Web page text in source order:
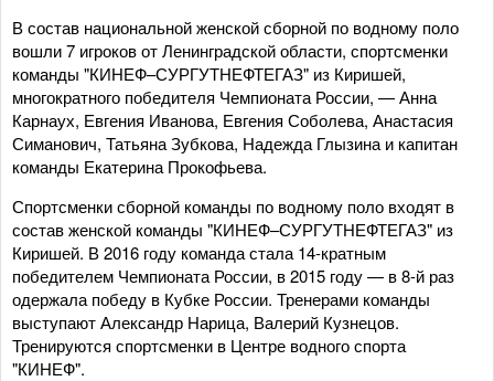
В состав национальной женской сборной по водному поло
вошли 7 игроков от Ленинградской области, спортсменки
команды "КИНЕФ–СУРГУТНЕФТЕГАЗ" из Киришей,
многократного победителя Чемпионата России, — Анна
Карнаух, Евгения Иванова, Евгения Соболева, Анастасия
Симанович, Татьяна Зубкова, Надежда Глызина и капитан
команды Екатерина Прокофьева.
Спортсменки сборной команды по водному поло входят в
состав женской команды "КИНЕФ–СУРГУТНЕФТЕГАЗ" из
Киришей. В 2016 году команда стала 14-кратным
победителем Чемпионата России, в 2015 году — в 8-й раз
одержала победу в Кубке России. Тренерами команды
выступают Александр Нарица, Валерий Кузнецов.
Тренируются спортсменки в Центре водного спорта
"КИНЕФ".